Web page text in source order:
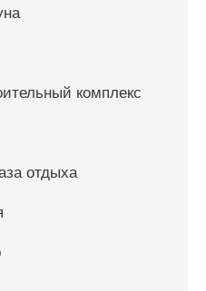
комплекс
отдыха